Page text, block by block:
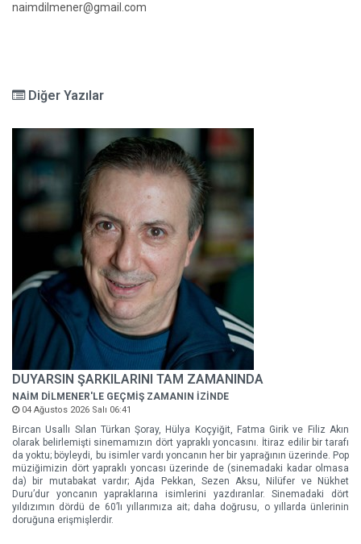
naimdilmener@gmail.com
Diğer Yazılar
DUYARSIN ŞARKILARINI TAM ZAMANINDA
NAİM DİLMENER'LE GEÇMİŞ ZAMANIN İZİNDE
04 Ağustos 2026 Salı 06:41
Bircan Usallı Sılan Türkan Şoray, Hülya Koçyiğit, Fatma Girik ve Filiz Akın
olarak belirlemişti sinemamızın dört yapraklı yoncasını. İtiraz edilir bir tarafı
da yoktu; böyleydi, bu isimler vardı yoncanın her bir yaprağının üzerinde. Pop
müziğimizin dört yapraklı yoncası üzerinde de (sinemadaki kadar olmasa
da) bir mutabakat vardır; Ajda Pekkan, Sezen Aksu, Nilüfer ve Nükhet
Duru’dur yoncanın yapraklarına isimlerini yazdıranlar. Sinemadaki dört
yıldızımın dördü de 60’lı yıllarımıza ait; daha doğrusu, o yıllarda ünlerinin
doruğuna erişmişlerdir.